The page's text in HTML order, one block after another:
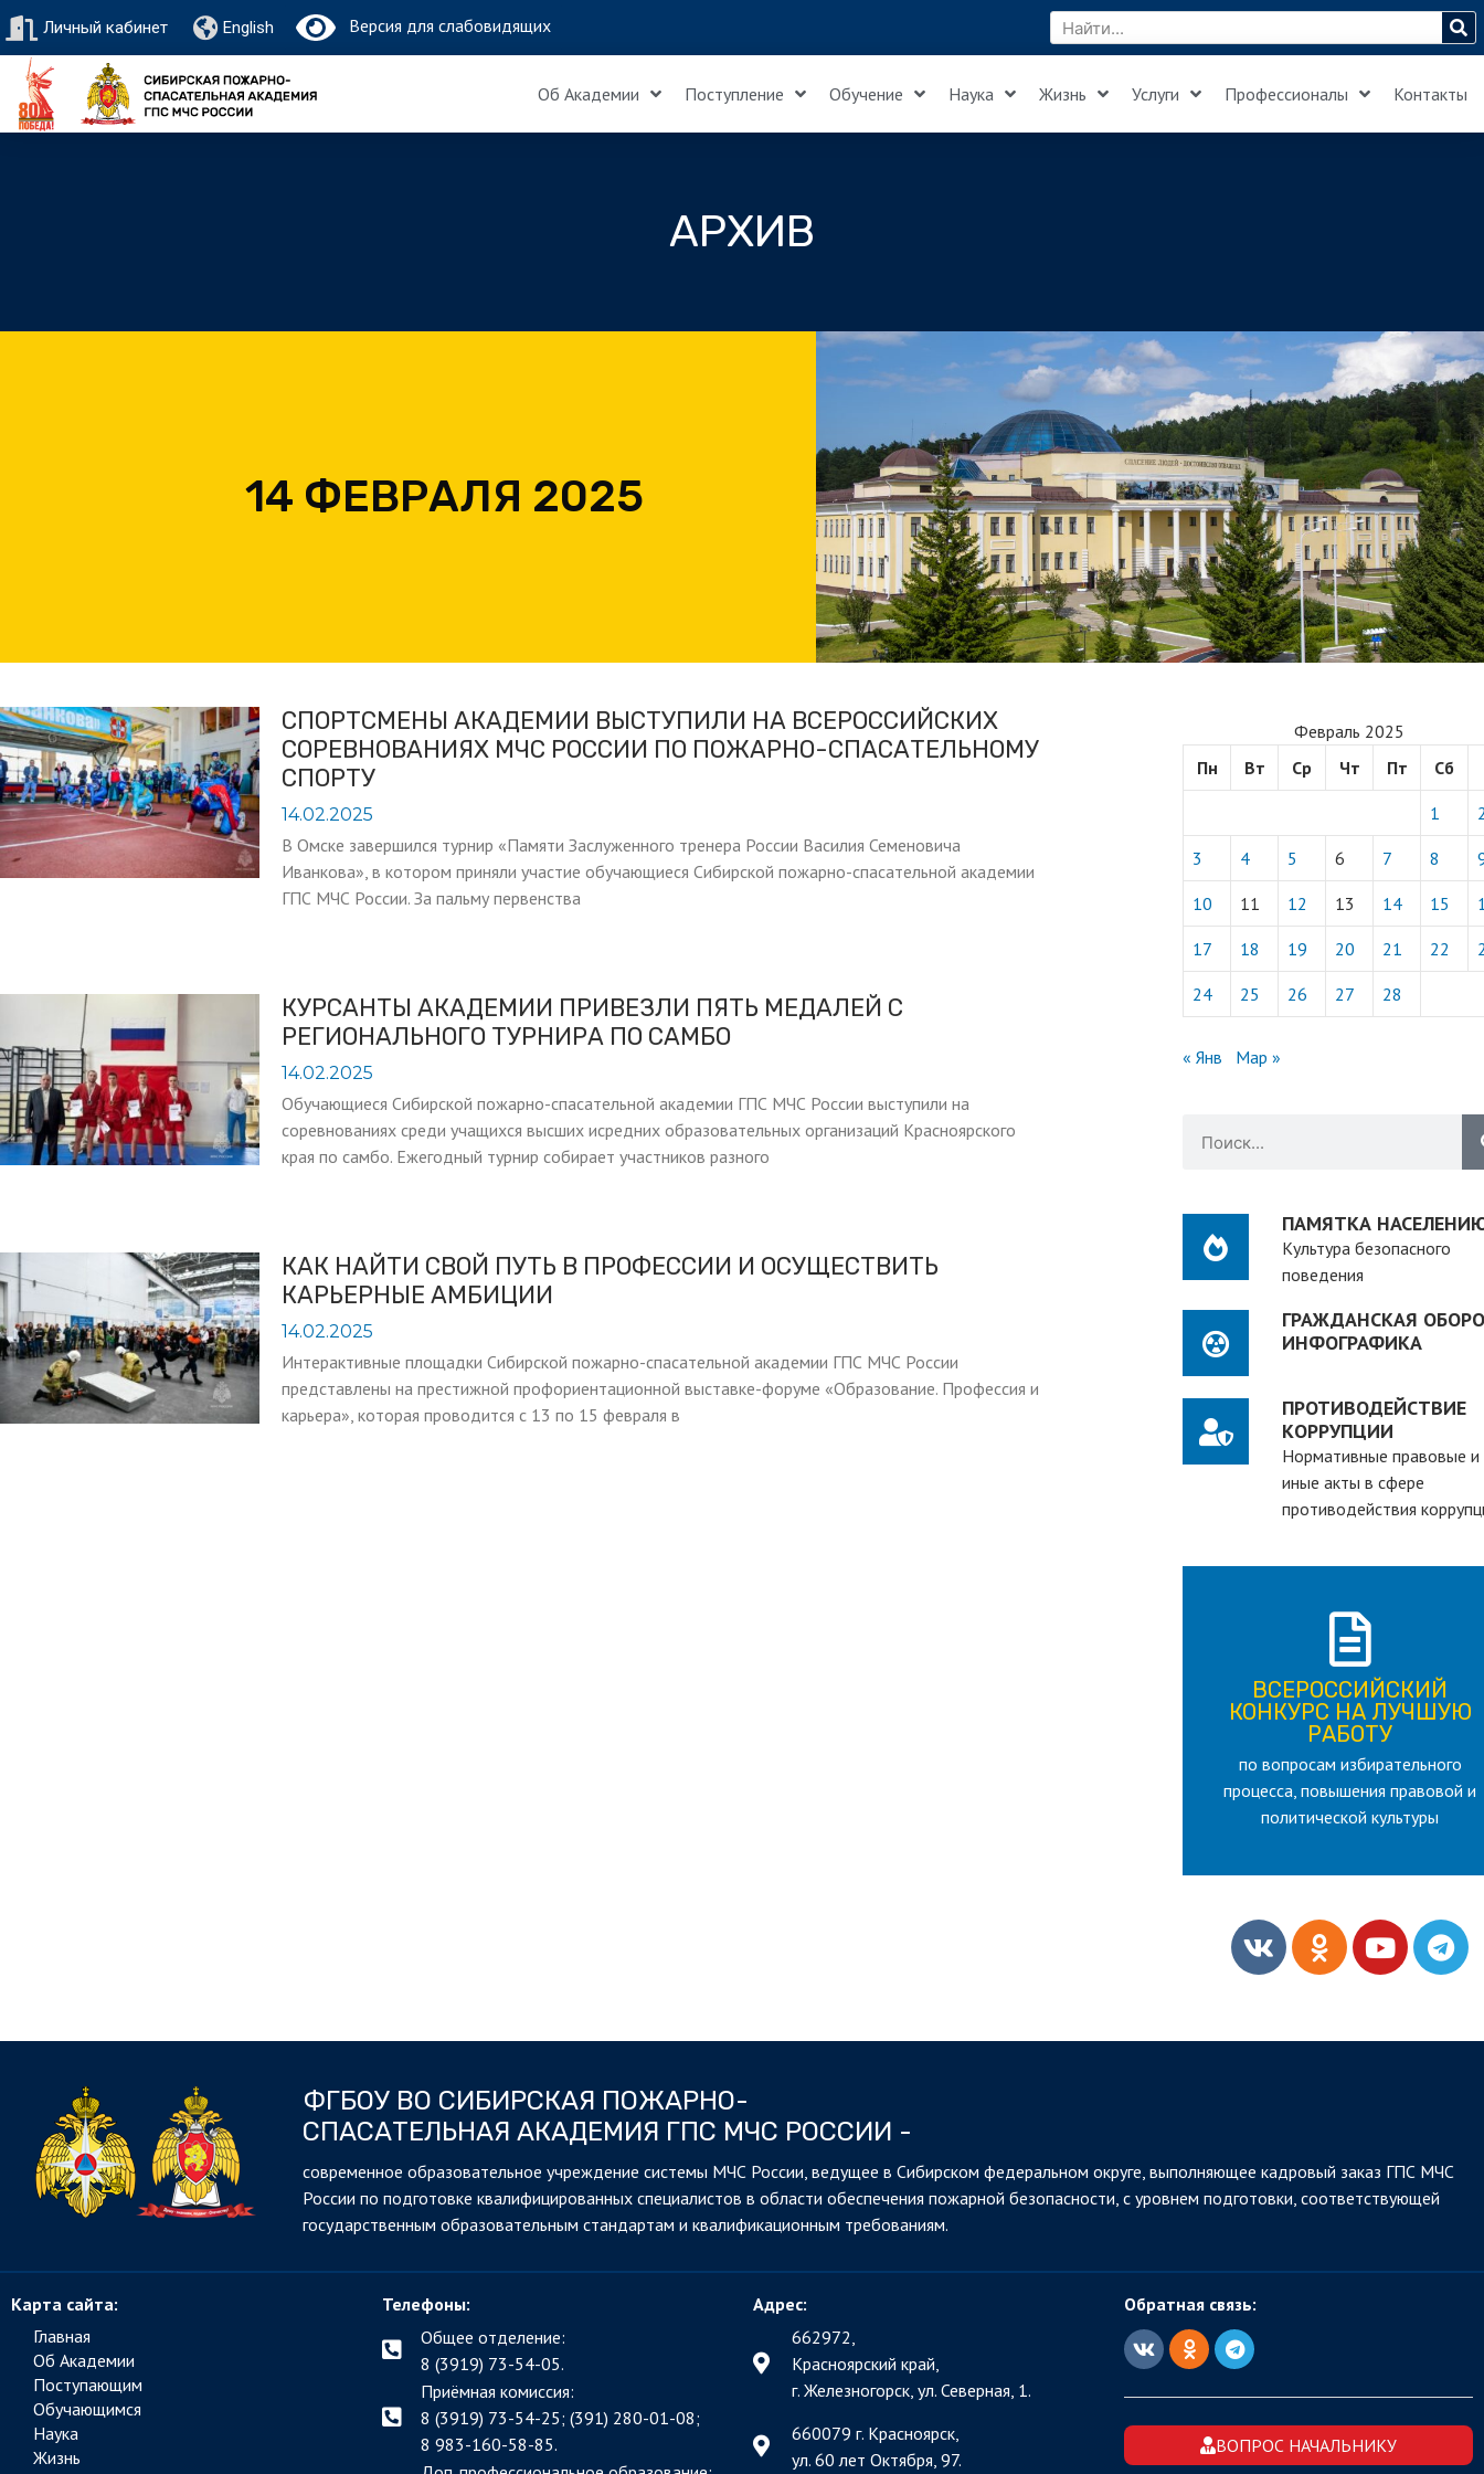
Личный кабинет English Версия для слабовидящих
Об Академии Поступление Обучение Наука Жизнь Услуги Профессионалы Контакты
АРХИВ
14 ФЕВРАЛЯ 2025
СПОРТСМЕНЫ АКАДЕМИИ ВЫСТУПИЛИ НА ВСЕРОССИЙСКИХ
СОРЕВНОВАНИЯХ МЧС РОССИИ ПО ПОЖАРНО-СПАСАТЕЛЬНОМУ
СПОРТУ
14.02.2025
В Омске завершился турнир «Памяти Заслуженного тренера России Василия Семеновича
Иванкова», в котором приняли участие обучающиеся Сибирской пожарно-спасательной академии
ГПС МЧС России. За пальму первенства
КУРСАНТЫ АКАДЕМИИ ПРИВЕЗЛИ ПЯТЬ МЕДАЛЕЙ С
РЕГИОНАЛЬНОГО ТУРНИРА ПО САМБО
14.02.2025
Обучающиеся Сибирской пожарно-спасательной академии ГПС МЧС России выступили на
соревнованиях среди учащихся высших исредних образовательных организаций Красноярского
края по самбо. Ежегодный турнир собирает участников разного
КАК НАЙТИ СВОЙ ПУТЬ В ПРОФЕССИИ И ОСУЩЕСТВИТЬ
КАРЬЕРНЫЕ АМБИЦИИ
14.02.2025
Интерактивные площадки Сибирской пожарно-спасательной академии ГПС МЧС России
представлены на престижной профориентационной выставке-форуме «Образование. Профессия и
карьера», которая проводится с 13 по 15 февраля в
Февраль 2025
Пн
Вт Ср Чт Пт Сб
1
3 4 5 6 7 8
10 11 12 13 14 15
17 18 19 20 21 22
24 25 26 27 28
« Янв Мар »
ПАМЯТКА
Культура безопасного
поведения
ГРАЖДАНСКАЯ
ИНФОГРАФИКА
ПРОТИВОДЕЙСТВИЕ
КОРРУПЦИИ
Нормативные правовые и
иные акты в сфере
противодействия
ВСЕРОССИЙСКИЙ
КОНКУРС НА ЛУЧШУЮ
РАБОТУ
по вопросам избирательного
процесса, повышения правовой и
политической культуры
ВСЕРОССИЙСКИЙ
КОНКУРС НА ЛУЧШУЮ
РАБОТУ
для лица старше 18 и моложе 35
лет
ПОДРОБНЕЕ
ФГБОУ ВО СИБИРСКАЯ ПОЖАРНО-
СПАСАТЕЛЬНАЯ АКАДЕМИЯ ГПС МЧС РОССИИ -
cовременное образовательное учреждение системы МЧС России, ведущее в Сибирском федеральном округе, выполняющее кадровый заказ ГПС МЧС
России по подготовке квалифицированных специалистов в области обеспечения пожарной безопасности, с уровнем подготовки, соответствующей
государственным образовательным стандартам и квалификационным требованиям.
Карта сайта:
Главная
Об Академии
Поступающим
Обучающимся
Наука
Жизнь
Телефоны:
Общее отделение:
8 (3919) 73-54-05.
Приёмная комиссия:
8 (3919) 73-54-25; (391) 280-01-08;
8 983-160-58-85.
Адрес:
662972,
Красноярский край,
г. Железногорск, ул. Северная, 1.
660079 г. Красноярск,
ул. 60 лет Октября, 97.
Обратная связь:
ВОПРОС НАЧАЛЬНИКУ